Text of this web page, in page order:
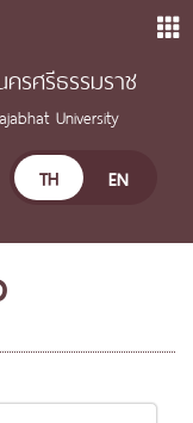
รศรีธรรมราช
University
TH EN